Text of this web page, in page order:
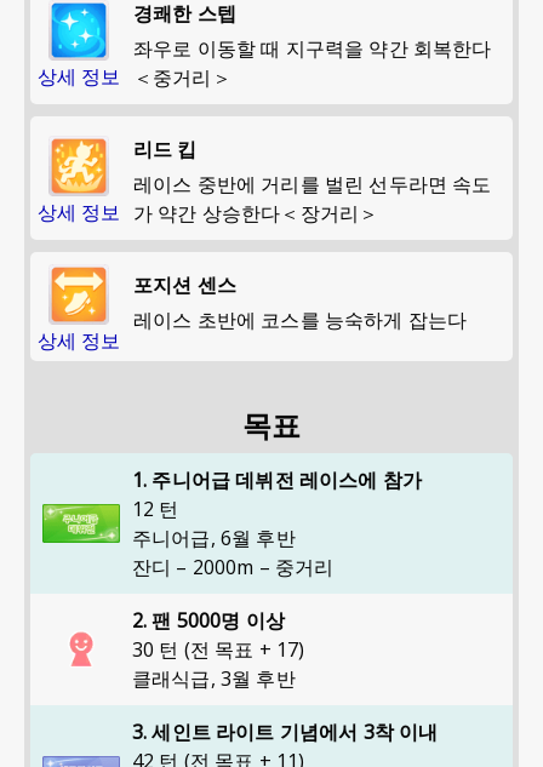
상세 정보
경쾌한 스텝
좌우로 이동할 때 지구력을 약간 회복한다
＜중거리＞
상세 정보
리드 킵
레이스 중반에 거리를 벌린 선두라면 속도
가 약간 상승한다＜장거리＞
상세 정보
포지션 센스
레이스 초반에 코스를 능숙하게 잡는다
목표
1. 주니어급 데뷔전 레이스에 참가
12 턴
주니어급, 6월 후반
잔디 – 2000m – 중거리
2. 팬 5000명 이상
30 턴 (전 목표 + 17)
클래식급, 3월 후반
3. 세인트 라이트 기념에서 3착 이내
42 턴 (전 목표 + 11)